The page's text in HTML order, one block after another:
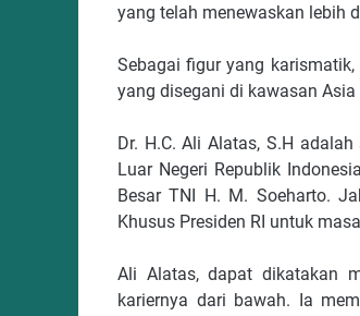
yang telah menewaskan lebih
Sebagai figur yang
yang disegani di kawasan
Dr. H.C. Ali Alatas, S.H
Luar Negeri Republik
Besar TNI H. M. Soeharto.
Khusus Presiden RI untuk
Ali Alatas, dapat dikatakan
kariernya dari bawah. Ia